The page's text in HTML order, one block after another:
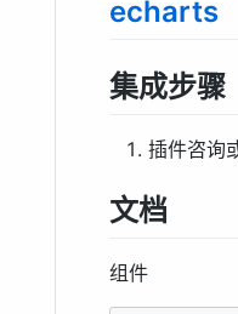
echarts
集成步骤
插件咨询
文档
组件